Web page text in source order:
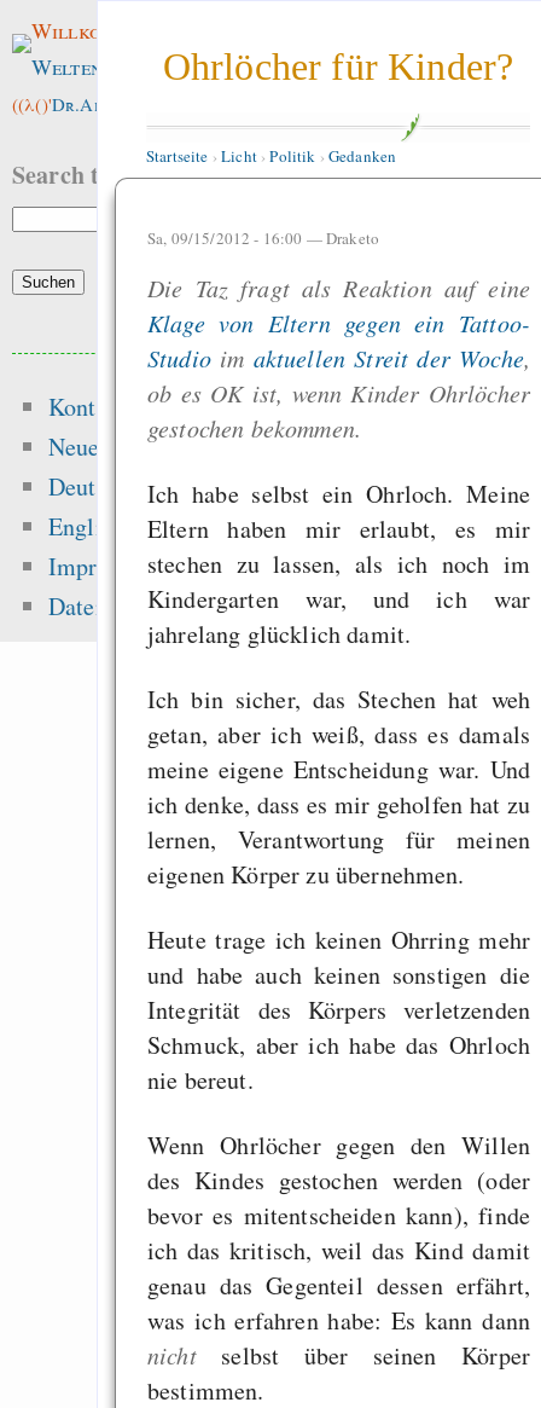
Ohrlöcher für Kinder?
Startseite ›Licht›Politik › Gedanken
Sa, 09/15/2012 - 16:00 —Draketo
Die Taz fragt als Reaktion auf eine
Klage von Eltern gegen ein Tattoo-
Studioim aktuellen Streit der Woche,
ob es OK ist, wenn Kinder Ohrlöcher
gestochen bekommen.
Ich habe selbst ein Ohrloch. Meine
Eltern haben mir erlaubt, es mir
stechen zu lassen, als ich noch im
Kindergarten war, und ich war
jahrelang glücklich damit.
Ich bin sicher, das Stechen hat weh
getan, aber ich weiß, dass es damals
meine eigene Entscheidung war. Und
ich denke, dass es mir geholfen hat zu
lernen, Verantwortung für meinen
eigenen Körper zu übernehmen.
Heute trage ich keinen Ohrring mehr
und habe auch keinen sonstigen die
Integrität des Körpers verletzenden
Schmuck, aber ich habe das Ohrloch
nie bereut.
Wenn Ohrlöcher gegen den Willen
des Kindes gestochen werden (oder
bevor es mitentscheiden kann), finde
ich das kritisch, weil das Kind damit
genau das Gegenteil dessen erfährt,
was ich erfahren habe: Es kann dann
nichtselbst über seinen Körper
bestimmen.
Willkommen im
Weltenwald
((λ()'Dr.ArneBab
Search this site:
Kontakt
Neue Inhalte
Deutsch
English
Impressum
Datenschutz
Beliebte Inhalte
Die erste
schwerste: Der
Fehler
Wirtschaftssystems
Freenet / Hyphanet
protected sharing of
Freenet
Going from Python
Scheme - a
progression
Zuletzt angezeigt:
7.6.2009 und
wähle Grün
Lizenzen
Killing the
terrorist
doesn’t stop it
Draketo neu: Beiträge